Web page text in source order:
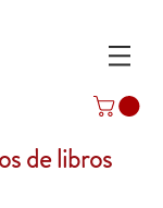
de libros